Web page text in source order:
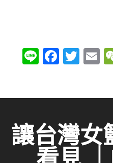
Li F
e
b
o
o
T
er
E
l
讓台灣女